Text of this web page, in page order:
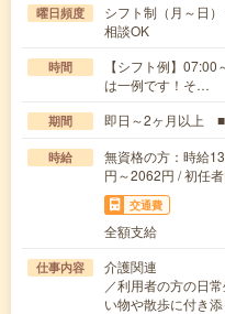
曜日頻度
シフト制（月～日
相談OK
時間
【シフト例】
は一例です！そ…
期間 即日～2ヶ月以上 ■
時給
無資格の方：時給
円～2062円 / 初任
交通費
全額支給
仕事内容
介護関連
／利用者の方の日
い物や散歩に付き